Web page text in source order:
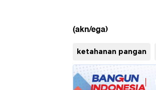
(akn/ega)
ketahanan pangan